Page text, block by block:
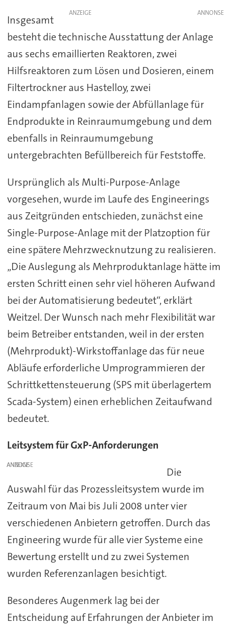
ANZEIGE
Insgesamt
besteht die technische Ausstattung der Anlage
aus sechs emaillierten Reaktoren, zwei
Hilfsreaktoren zum Lösen und Dosieren, einem
Filtertrockner aus Hastelloy, zwei
Eindampfanlagen sowie der Abfüllanlage für
Endprodukte in Reinraumumgebung und dem
ebenfalls in Reinraumumgebung
untergebrachten Befüllbereich für Feststoffe.
Ursprünglich als Multi-Purpose-Anlage
vorgesehen, wurde im Laufe des Engineerings
aus Zeitgründen entschieden, zunächst eine
Single-Purpose-Anlage mit der Platzoption für
eine spätere Mehrzwecknutzung zu realisieren.
„Die Auslegung als Mehrproduktanlage hätte im
ersten Schritt einen sehr viel höheren Aufwand
bei der Automatisierung bedeutet“, erklärt
Weitzel. Der Wunsch nach mehr Flexibilität war
beim Betreiber entstanden, weil in der ersten
(Mehrprodukt)-Wirkstoffanlage das für neue
Abläufe erforderliche Umprogrammieren der
Schrittkettensteuerung (SPS mit überlagertem
Scada-System) einen erheblichen Zeitaufwand
bedeutet.
Leitsystem für GxP-Anforderungen
ANZEIGE
Die
Auswahl für das Prozessleitsystem wurde im
Zeitraum von Mai bis Juli 2008 unter vier
verschiedenen Anbietern getroffen. Durch das
Engineering wurde für alle vier Systeme eine
Bewertung erstellt und zu zwei Systemen
wurden Referenzanlagen besichtigt.
Besonderes Augenmerk lag bei der
Entscheidung auf Erfahrungen der Anbieter im